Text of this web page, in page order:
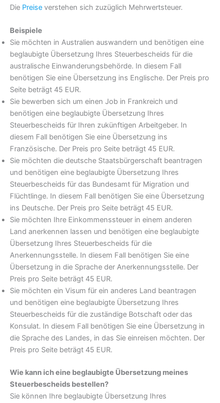
Die Preise verstehen sich zuzüglich Mehrwertsteuer.
Beispiele
Sie möchten in Australien auswandern und benötigen eine
beglaubigte Übersetzung Ihres Steuerbescheids für die
australische Einwanderungsbehörde. In diesem Fall
benötigen Sie eine Übersetzung ins Englische. Der Preis pro
Seite beträgt 45 EUR.
Sie bewerben sich um einen Job in Frankreich und
benötigen eine beglaubigte Übersetzung Ihres
Steuerbescheids für Ihren zukünftigen Arbeitgeber. In
diesem Fall benötigen Sie eine Übersetzung ins
Französische. Der Preis pro Seite beträgt 45 EUR.
Sie möchten die deutsche Staatsbürgerschaft beantragen
und benötigen eine beglaubigte Übersetzung Ihres
Steuerbescheids für das Bundesamt für Migration und
Flüchtlinge. In diesem Fall benötigen Sie eine Übersetzung
ins Deutsche. Der Preis pro Seite beträgt 45 EUR.
Sie möchten Ihre Einkommenssteuer in einem anderen
Land anerkennen lassen und benötigen eine beglaubigte
Übersetzung Ihres Steuerbescheids für die
Anerkennungsstelle. In diesem Fall benötigen Sie eine
Übersetzung in die Sprache der Anerkennungsstelle. Der
Preis pro Seite beträgt 45 EUR.
Sie möchten ein Visum für ein anderes Land beantragen
und benötigen eine beglaubigte Übersetzung Ihres
Steuerbescheids für die zuständige Botschaft oder das
Konsulat. In diesem Fall benötigen Sie eine Übersetzung in
die Sprache des Landes, in das Sie einreisen möchten. Der
Preis pro Seite beträgt 45 EUR.
Wie kann ich eine beglaubigte Übersetzung meines
Steuerbescheids bestellen?
Sie können Ihre beglaubigte Übersetzung Ihres